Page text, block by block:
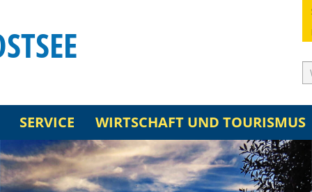
SERVICE WIRTSCHAFT UND TOURISMUS